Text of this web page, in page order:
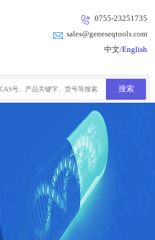
0755-23251735
sales@geneseqtools.com
中文/English